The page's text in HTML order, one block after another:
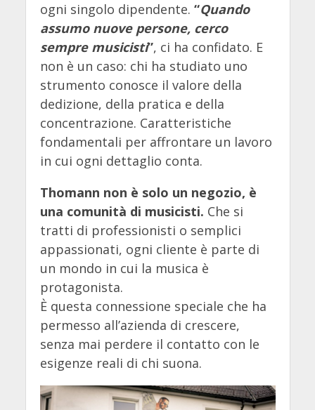
ogni singolo dipendente. “Quando
assumo nuove persone, cerco
sempre musicisti”, ci ha confidato. E
non è un caso: chi ha studiato uno
strumento conosce il valore della
dedizione, della pratica e della
concentrazione. Caratteristiche
fondamentali per affrontare un lavoro
in cui ogni dettaglio conta.
Thomann non è solo un negozio, è
una comunità di musicisti. Che si
tratti di professionisti o semplici
appassionati, ogni cliente è parte di
un mondo in cui la musica è
protagonista.
È questa connessione speciale che ha
permesso all’azienda di crescere,
senza mai perdere il contatto con le
esigenze reali di chi suona.